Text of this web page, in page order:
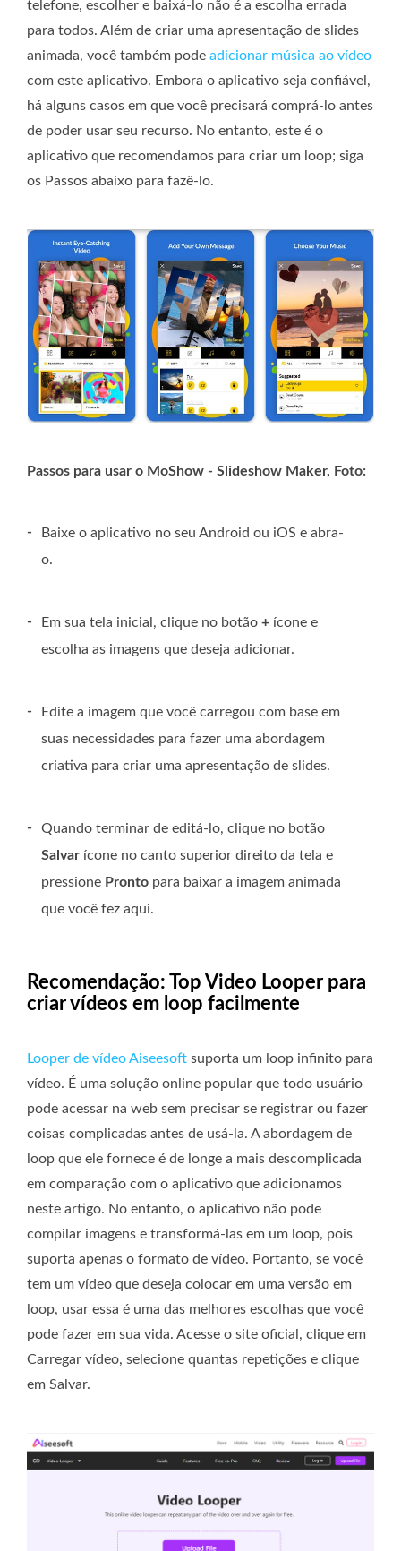
telefone, escolher e baixá-lo não é a escolha errada
para todos. Além de criar uma apresentação de slides
animada, você também pode adicionar música ao vídeo
com este aplicativo. Embora o aplicativo seja confiável,
há alguns casos em que você precisará comprá-lo antes
de poder usar seu recurso. No entanto, este é o
aplicativo que recomendamos para criar um loop; siga
os Passos abaixo para fazê-lo.
Passos para usar o MoShow - Slideshow Maker, Foto:
-
Baixe o aplicativo no seu Android ou iOS e abra-
o.
- Em sua tela inicial, clique no botão + ícone e
escolha as imagens que deseja adicionar.
-
Edite a imagem que você carregou com base em
suas necessidades para fazer uma abordagem
criativa para criar uma apresentação de slides.
-
Quando terminar de editá-lo, clique no botão
Salvar ícone no canto superior direito da tela e
pressione Pronto para baixar a imagem animada
que você fez aqui.
Recomendação: Top Video Looper para
criar vídeos em loop facilmente
Looper de vídeo Aiseesoft suporta um loop infinito para
vídeo. É uma solução online popular que todo usuário
pode acessar na web sem precisar se registrar ou fazer
coisas complicadas antes de usá-la. A abordagem de
loop que ele fornece é de longe a mais descomplicada
em comparação com o aplicativo que adicionamos
neste artigo. No entanto, o aplicativo não pode
compilar imagens e transformá-las em um loop, pois
suporta apenas o formato de vídeo. Portanto, se você
tem um vídeo que deseja colocar em uma versão em
loop, usar essa é uma das melhores escolhas que você
pode fazer em sua vida. Acesse o site oficial, clique em
Carregar vídeo, selecione quantas repetições e clique
em Salvar.